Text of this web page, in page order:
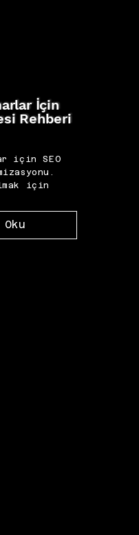
İçin
Rehberi
için SEO
için
Oku